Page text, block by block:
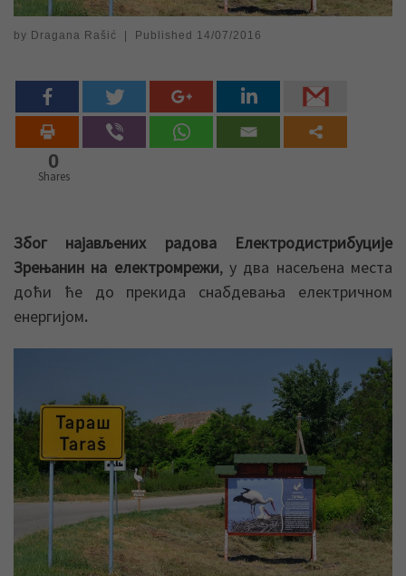
by Dragana Rašić Published 14/07/2016
0
Shares
Због најављених радова Електродистрибуције
Зрењанин на електромрежи, у два насељена места
доћи ће до прекида снабдевања електричном
енергијом.